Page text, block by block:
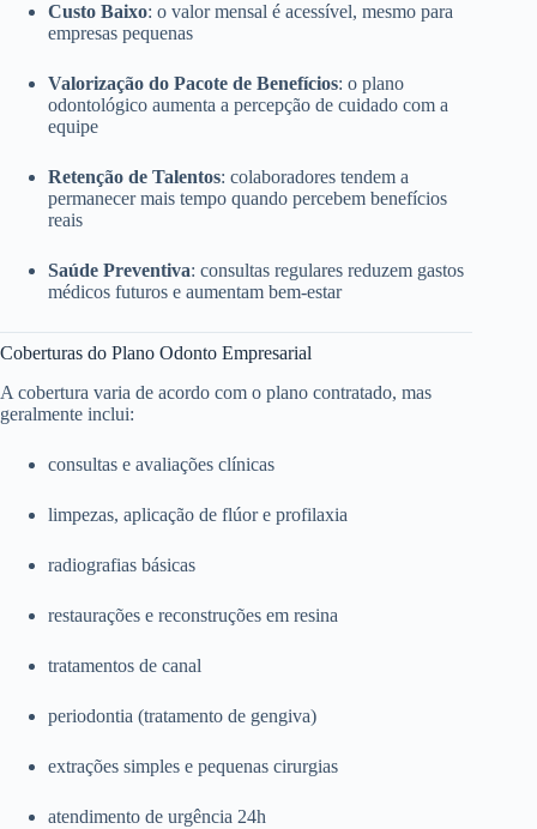
Custo Baixo: o valor mensal é acessível, mesmo para
empresas pequenas
Valorização do Pacote de Benefícios: o plano
odontológico aumenta a percepção de cuidado com a
equipe
Retenção de Talentos: colaboradores tendem a
permanecer mais tempo quando percebem benefícios
reais
Saúde Preventiva: consultas regulares reduzem gastos
médicos futuros e aumentam bem-estar
Coberturas do Plano Odonto Empresarial
A cobertura varia de acordo com o plano contratado, mas
geralmente inclui:
consultas e avaliações clínicas
limpezas, aplicação de flúor e profilaxia
radiografias básicas
restaurações e reconstruções em resina
tratamentos de canal
periodontia (tratamento de gengiva)
extrações simples e pequenas cirurgias
atendimento de urgência 24h